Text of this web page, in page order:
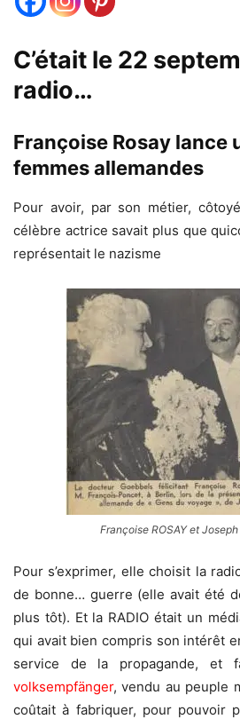
C’était le 22
radio…
Françoise Rosay lance
femmes allemandes
Pour avoir, par son métier, côtoyé
célèbre actrice savait plus que
représentait le nazisme
Françoise ROSAY et Joseph
Pour s’exprimer, elle choisit la
de bonne… guerre (elle avait été
plus tôt). Et la RADIO était un
qui avait bien compris son intérêt
service de la propagande, et
volksempfänger, vendu au peuple
coûtait à fabriquer, pour pouvoir